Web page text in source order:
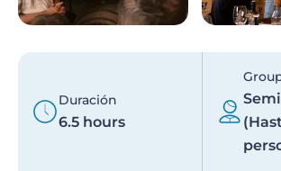
Duración
6.5 hours